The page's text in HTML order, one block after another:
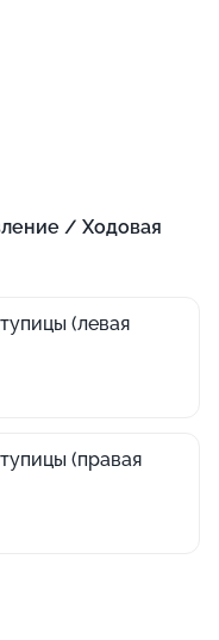
/ Ходовая
(левая
(правая